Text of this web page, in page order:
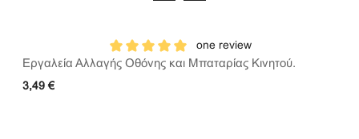
one review
Εργαλεία Αλλαγής Οθόνης και Μπαταρίας Κινητού.
3,49 €